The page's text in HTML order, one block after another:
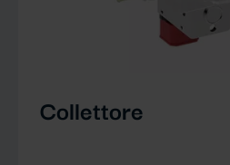
Collettore